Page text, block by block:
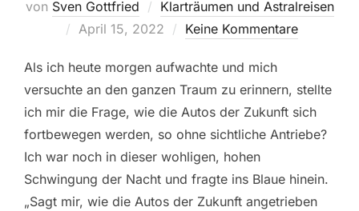
von Sven Gottfried
Klarträumen und Astralreisen
Veröffentlicht
April 15, 2022 Keine Kommentare
Als ich heute morgen aufwachte und mich
versuchte an den ganzen Traum zu erinnern, stellte
ich mir die Frage, wie die Autos der Zukunft sich
fortbewegen werden, so ohne sichtliche Antriebe?
Ich war noch in dieser wohligen, hohen
Schwingung der Nacht und fragte ins Blaue hinein.
„Sagt mir, wie die Autos der Zukunft angetrieben